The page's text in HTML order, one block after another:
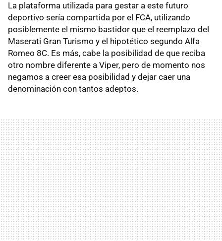
La plataforma utilizada para gestar a este futuro
deportivo sería compartida por el FCA, utilizando
posiblemente el mismo bastidor que el reemplazo del
Maserati Gran Turismo y el hipotético segundo Alfa
Romeo 8C. Es más, cabe la posibilidad de que reciba
otro nombre diferente a Viper, pero de momento nos
negamos a creer esa posibilidad y dejar caer una
denominación con tantos adeptos.